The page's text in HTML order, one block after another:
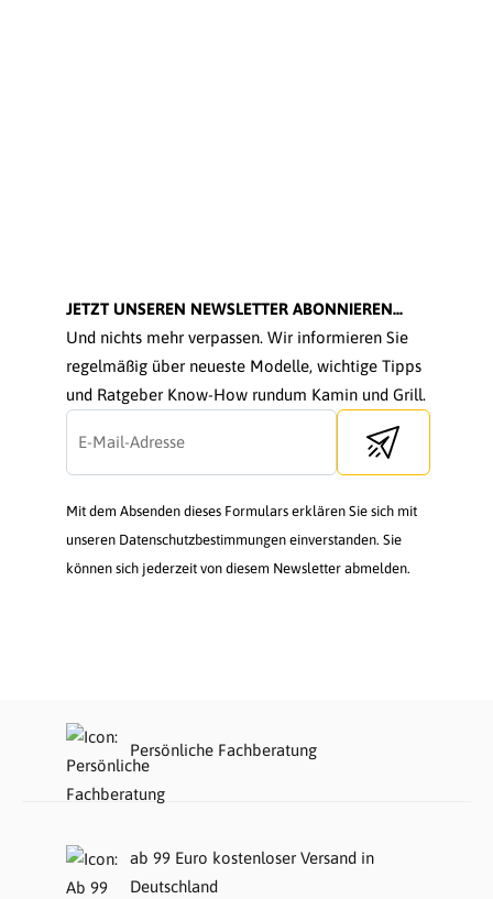
JETZT UNSEREN NEWSLETTER ABONNIEREN...
Und nichts mehr verpassen. Wir informieren Sie
regelmäßig über neueste Modelle, wichtige Tipps
und Ratgeber Know-How rundum Kamin und Grill.
Send newsletter
Mit dem Absenden dieses Formulars erklären Sie sich mit
unseren Datenschutzbestimmungen einverstanden. Sie
können sich jederzeit von diesem Newsletter abmelden.
Persönliche Fachberatung
ab 99 Euro kostenloser Versand in
Deutschland